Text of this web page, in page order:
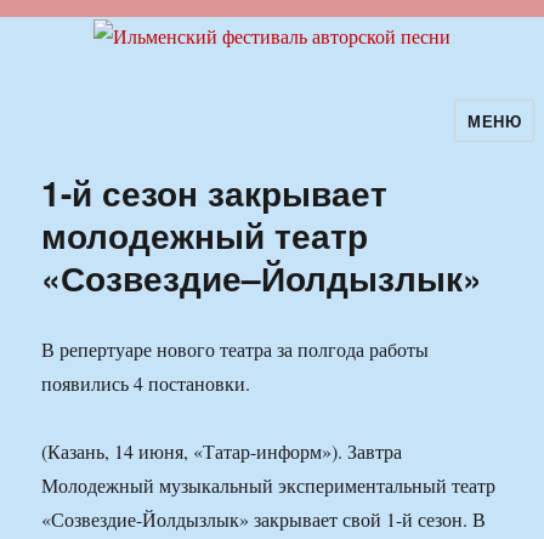
Ильменский фестиваль авторской
песни
МЕНЮ
1-й сезон закрывает
молодежный театр
«Созвездие–Йолдызлык»
В репертуаре нового театра за полгода работы
появились 4 постановки.
(Казань, 14 июня, «Татар-информ»). Завтра
Молодежный музыкальный экспериментальный театр
«Созвездие-Йолдызлык» закрывает свой 1-й сезон. В